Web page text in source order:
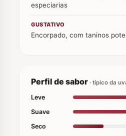
especiarias
GUSTATIVO
Encorpado, com taninos
Perfil de sabor · típico da
Leve
Suave
Seco